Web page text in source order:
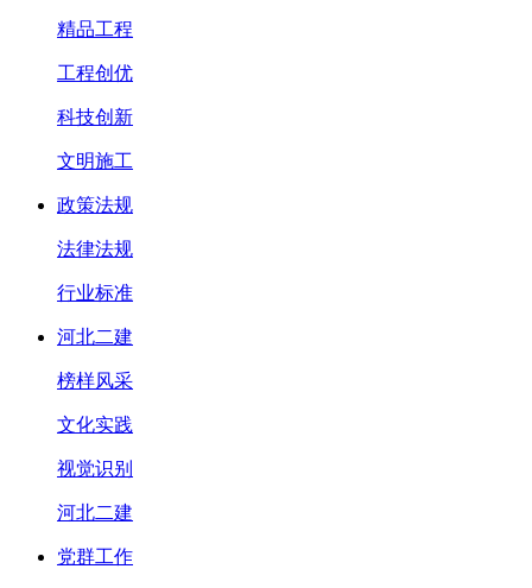
精品工程
工程创优
科技创新
文明施工
政策法规
法律法规
行业标准
河北二建
榜样风采
文化实践
视觉识别
河北二建
党群工作